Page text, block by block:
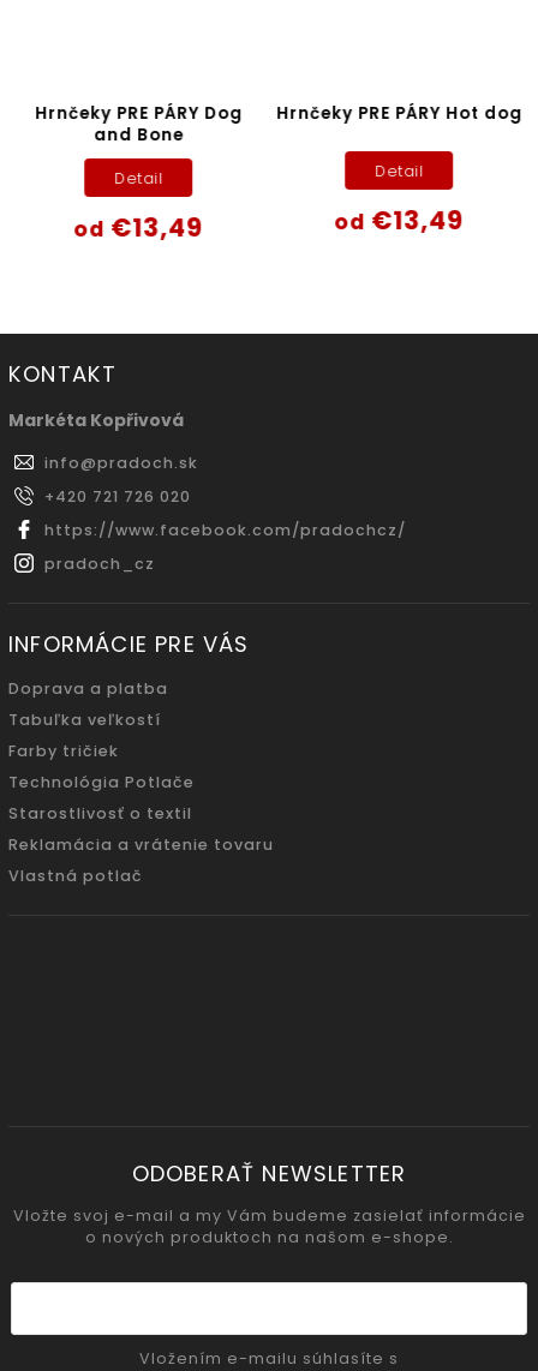
Hrnčeky PRE PÁRY Dog
and Bone
od€13,49
Detail
Hrnčeky PRE PÁRY Hot dog
od€13,49
Detail
KONTAKT
Markéta Kopřivová
info@pradoch.sk
+420 721 726 020
https://www.facebook.com/pradochcz/
pradoch_cz
INFORMÁCIE PRE VÁS
Doprava a platba
Tabuľka veľkostí
Farby tričiek
Technológia Potlače
Starostlivosť o textil
Reklamácia a vrátenie tovaru
Vlastná potlač
ODOBERAŤ NEWSLETTER
Vložte svoj e-mail a my Vám budeme zasielať informácie
o nových produktoch na našom e-shope.